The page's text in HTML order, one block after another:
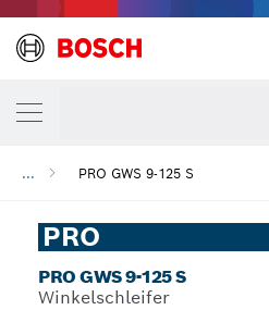
... PRO GWS 9-125 S
PRO
PRO GWS 9-125 S
Winkelschleifer